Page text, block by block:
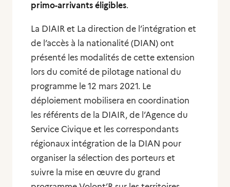
primo-arrivants éligibles.
La DIAIR et La direction de l’intégration et
de l’accès à la nationalité (DIAN) ont
présenté les modalités de cette extension
lors du comité de pilotage national du
programme le 12 mars 2021. Le
déploiement mobilisera en coordination
les référents de la DIAIR, de l’Agence du
Service Civique et les correspondants
régionaux intégration de la DIAN pour
organiser la sélection des porteurs et
suivre la mise en œuvre du grand